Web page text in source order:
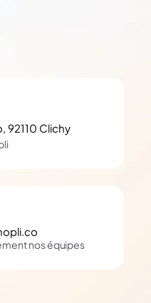
92110 Clichy
nos équipes